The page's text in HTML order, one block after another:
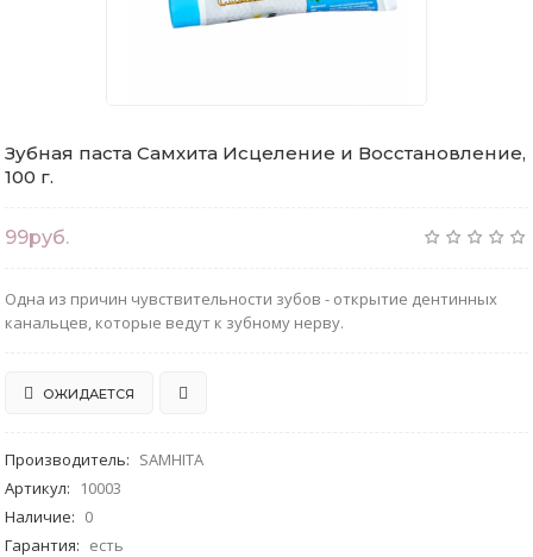
Зубная паста Самхита Исцеление и Восстановление,
100 г.
99руб.
Одна из причин чувствительности зубов - открытие дентинных
канальцев, которые ведут к зубному нерву.
ОЖИДАЕТСЯ
Производитель: SAMHITA
Артикул:
10003
Наличие: 0
Гарантия: есть